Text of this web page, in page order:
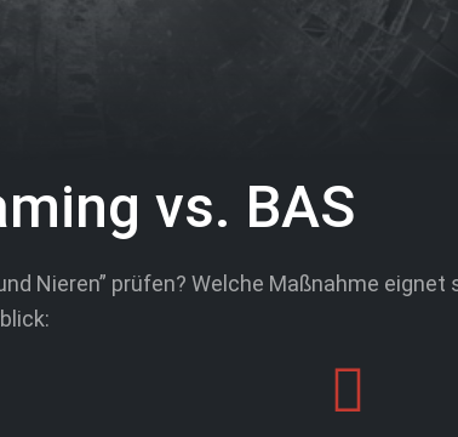
vs. BAS
Nieren” prüfen? Welche Maßnahme eignet